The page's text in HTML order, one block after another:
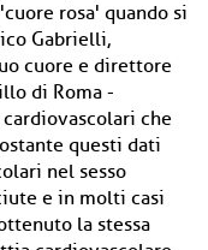
rosa' quando si
Gabrielli,
cuore e direttore
di Roma -
che
questi dati
nel sesso
e in molti casi
la stessa